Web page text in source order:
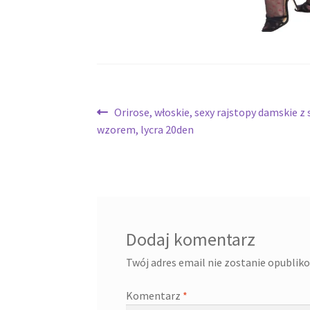
Nawigacja
wpisu
Poprzedni
wpis:
Orirose, włoskie, sexy rajstopy damskie
wzorem, lycra 20den
Dodaj komentarz
Twój adres email nie zostanie
Komentarz *